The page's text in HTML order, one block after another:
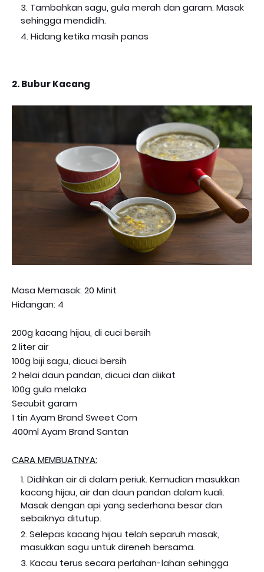
Tambahkan sagu, gula merah dan garam. Masak
sehingga mendidih.
Hidang ketika masih panas
2. Bubur Kacang
Masa Memasak: 20 Minit
Hidangan: 4
200g kacang hijau, di cuci bersih
2 liter air
100g biji sagu, dicuci bersih
2 helai daun pandan, dicuci dan diikat
100g gula melaka
Secubit garam
1 tin Ayam Brand Sweet Corn
400ml Ayam Brand Santan
CARA MEMBUATNYA:
Didihkan air di dalam periuk. Kemudian masukkan
kacang hijau, air dan daun pandan dalam kuali.
Masak dengan api yang sederhana besar dan
sebaiknya ditutup.
Selepas kacang hijau telah separuh masak,
masukkan sagu untuk direneh bersama.
Kacau terus secara perlahan-lahan sehingga